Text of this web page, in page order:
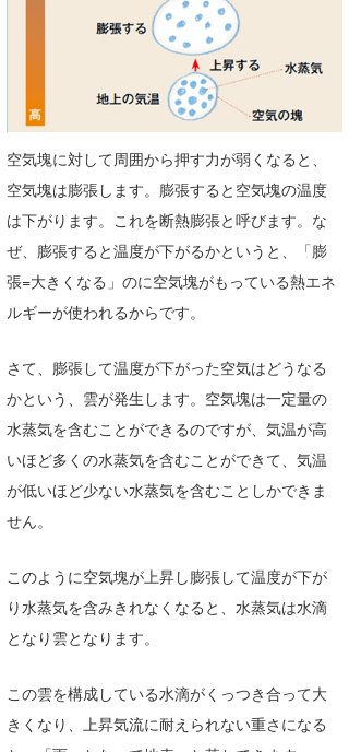
空気塊に対して周囲から押す力が弱くなると、
空気塊は膨張します。膨張すると空気塊の温度
は下がります。これを断熱膨張と呼びます。な
ぜ、膨張すると温度が下がるかというと、「膨
張=大きくなる」のに空気塊がもっている熱エネ
ルギーが使われるからです。
さて、膨張して温度が下がった空気はどうなる
かという、雲が発生します。空気塊は一定量の
水蒸気を含むことができるのですが、気温が高
いほど多くの水蒸気を含むことができて、気温
が低いほど少ない水蒸気を含むことしかできま
せん。
このように空気塊が上昇し膨張して温度が下が
り水蒸気を含みきれなくなると、水蒸気は水滴
となり雲となります。
この雲を構成している水滴がくっつき合って大
きくなり、上昇気流に耐えられない重さになる
上田純子
SancheZ
米山予報士
wanda
Mr.K